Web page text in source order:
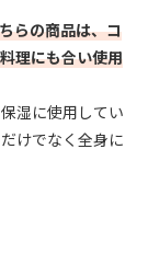
らの商品は、コ
理にも合い使用
湿に使用してい
けでなく全身に